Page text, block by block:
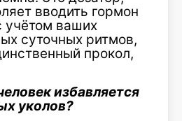
вводить гормон
учётом ваших
суточных ритмов,
прокол,
избавляется
уколов?